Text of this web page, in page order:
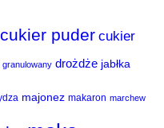
cukier puder cukier
drożdże jabłka
majonez makaron marchew